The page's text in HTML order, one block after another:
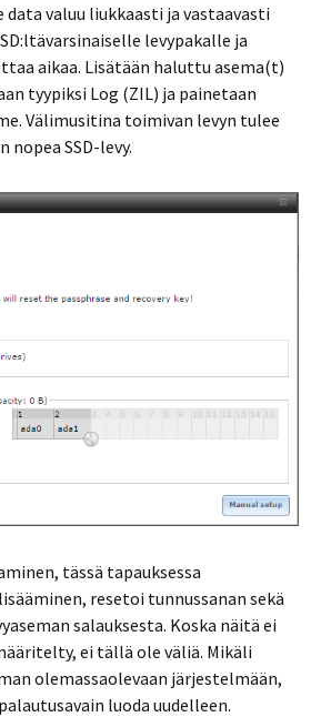
data valuu liukkaasti ja vastaavasti
levypakalle ja
aikaa. Lisätään haluttu asema(t)
tyypiksi Log (ZIL) ja painetaan
Välimusitina toimivan levyn tulee
SSD-levy.
tässä tapauksessa
resetoi tunnussanan sekä
salauksesta. Koska näitä ei
ei tällä ole väliä. Mikäli
olemassaolevaan järjestelmään,
luoda uudelleen.